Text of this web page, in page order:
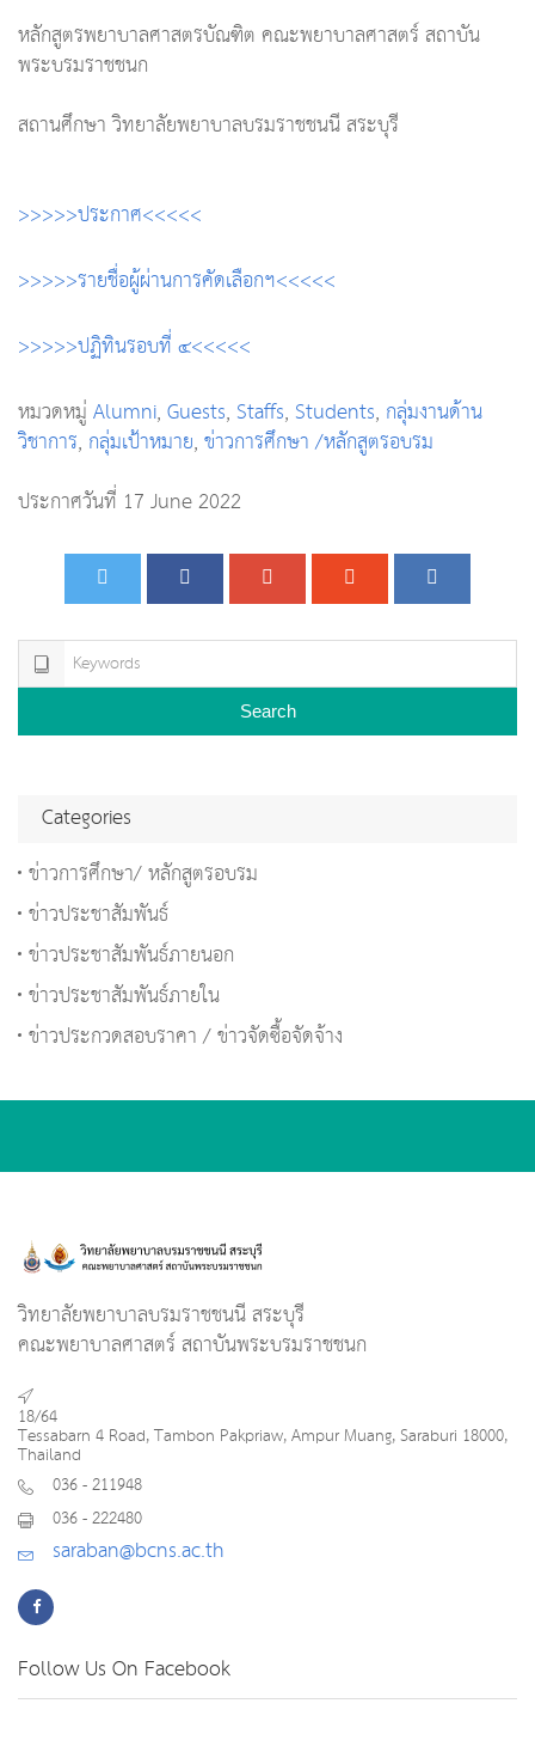
หลักสูตรพยาบาลศาสตรบัณฑิต คณะพยาบาลศาสตร์ สถาบัน
พระบรมราชชนก
สถานศึกษา วิทยาลัยพยาบาลบรมราชชนนี สระบุรี
>>>>>ประกาศ<<<<<
>>>>>รายชื่อผู้ผ่านการคัดเลือกฯ<<<<<
>>>>>ปฏิทินรอบที่ ๔<<<<<
หมวดหมู่Alumni,Guests,Staffs,Students, กลุ่มงานด้าน
วิชาการ, กลุ่มเป้าหมาย,ข่าวการศึกษา /หลักสูตรอบรม
ประกาศวันที่ 17 June 2022
Search
Categories
ข่าวการศึกษา/ หลักสูตรอบรม
ข่าวประชาสัมพันธ์
ข่าวประชาสัมพันธ์ภายนอก
ข่าวประชาสัมพันธ์ภายใน
ข่าวประกวดสอบราคา / ข่าวจัดซื้อจัดจ้าง
วิทยาลัยพยาบาลบรมราชชนนี สระบุรี
คณะพยาบาลศาสตร์ สถาบันพระบรมราชชนก
18/64
Tessabarn 4 Road, Tambon Pakpriaw, Ampur Muang, Saraburi 18000,
Thailand
036 - 211948
036 - 222480
saraban@bcns.ac.th
Follow Us On Facebook